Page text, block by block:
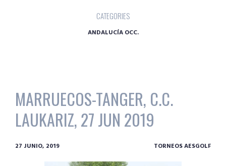
CATEGORIES
ANDALUCÍA OCC.
MARRUECOS-TANGER, C.C.
LAUKARIZ, 27 JUN 2019
27 JUNIO, 2019 TORNEOS AESGOLF